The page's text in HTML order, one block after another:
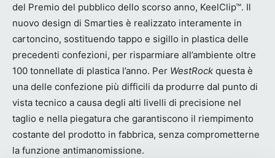
del Premio del pubblico dello scorso anno, KeelClip™. Il
nuovo design di Smarties è realizzato interamente in
cartoncino, sostituendo tappo e sigillo in plastica delle
precedenti confezioni, per risparmiare all’ambiente oltre
100 tonnellate di plastica l’anno. Per WestRock questa è
una delle confezione più difficili da produrre dal punto di
vista tecnico a causa degli alti livelli di precisione nel
taglio e nella piegatura che garantiscono il riempimento
costante del prodotto in fabbrica, senza comprometterne
la funzione antimanomissione.